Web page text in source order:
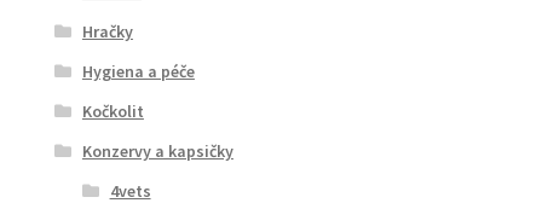
Hračky
Hygiena a péče
Kočkolit
Konzervy a kapsičky
4vets